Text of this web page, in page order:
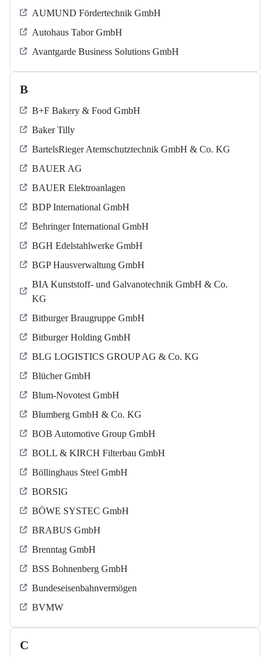
AUMUND Fördertechnik GmbH
Autohaus Tabor GmbH
Avantgarde Business Solutions GmbH
B
B+F Bakery & Food GmbH
Baker Tilly
BartelsRieger Atemschutztechnik GmbH & Co. KG
BAUER AG
BAUER Elektroanlagen
BDP International GmbH
Behringer International GmbH
BGH Edelstahlwerke GmbH
BGP Hausverwaltung GmbH
BIA Kunststoff- und Galvanotechnik GmbH & Co.
KG
Bitburger Braugruppe GmbH
Bitburger Holding GmbH
BLG LOGISTICS GROUP AG & Co. KG
Blücher GmbH
Blum-Novotest GmbH
Blumberg GmbH & Co. KG
BOB Automotive Group GmbH
BOLL & KIRCH Filterbau GmbH
Böllinghaus Steel GmbH
BORSIG
BÖWE SYSTEC GmbH
BRABUS GmbH
Brenntag GmbH
BSS Bohnenberg GmbH
Bundeseisenbahnvermögen
BVMW
C